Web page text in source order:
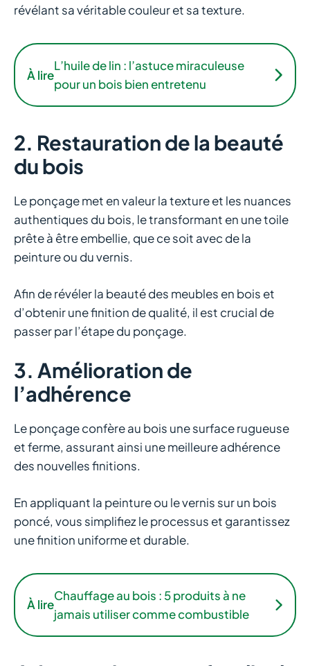
révélant sa véritable couleur et sa texture.
À lire
L’huile de lin : l’astuce miraculeuse
pour un bois bien entretenu
2. Restauration de la beauté
du bois
Le ponçage met en valeur la texture et les nuances
authentiques du bois, le transformant en une toile
prête à être embellie, que ce soit avec de la
peinture ou du vernis.
Afin de révéler la beauté des meubles en bois et
d’obtenir une finition de qualité, il est crucial de
passer par l’étape du ponçage.
3. Amélioration de
l’adhérence
Le ponçage confère au bois une surface rugueuse
et ferme, assurant ainsi une meilleure adhérence
des nouvelles finitions.
En appliquant la peinture ou le vernis sur un bois
poncé, vous simplifiez le processus et garantissez
une finition uniforme et durable.
À lire
Chauffage au bois : 5 produits à ne
jamais utiliser comme combustible